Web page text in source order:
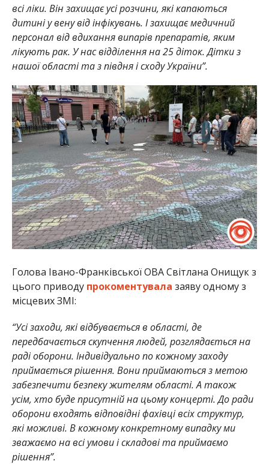
всі ліки. Він захищає усі розчини, які капаються
дитині у вену від інфікувань. І захищає медичний
персонал від вдихання випарів препаратів, яким
лікують рак. У нас відділення на 25 діток. Дітки з
нашої області та з півдня і сходу України”.
Голова Івано-Франківської ОВА Світлана Онищук з
цього приводу прокоментувала заяву одному з
місцевих ЗМІ:
“Усі заходи, які відбувається в області, де
передбачається скупчення людей, розглядається на
раді оборони. Індивідуально по кожному заходу
приймається рішення. Вони приймаються з метою
забезпечити безпеку жителям області. А також
усім, хто буде присутній на цьому концерті. До ради
оборони входять відповідні фахівці всіх структур,
які можливі. В кожному конкретному випадку ми
зважаємо на всі умови і складові та приймаємо
рішення”.